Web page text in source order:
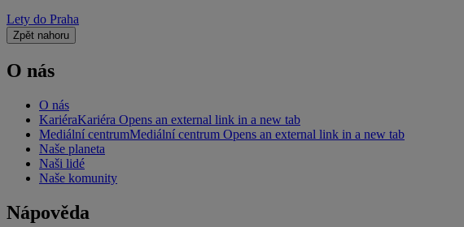
Lety do Praha
Zpět nahoru
O nás
O nás
KariéraKariéra Opens an external link in a new tab
Mediální centrumMediální centrum Opens an external link in a new tab
Naše planeta
Naši lidé
Naše komunity
Nápověda